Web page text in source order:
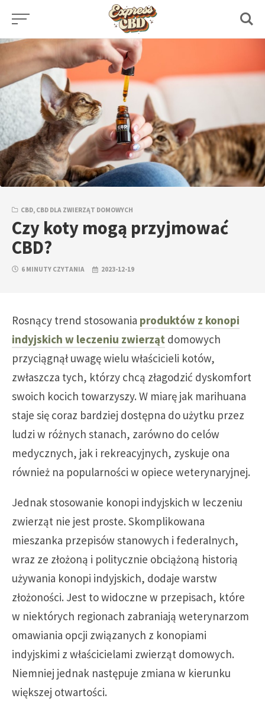
Skip
content
CBD, CBD DLA ZWIERZĄT DOMOWYCH
Czy koty mogą przyjmować
CBD?
6 MINUTY CZYTANIA 2023-12-19
Rosnący trend stosowania produktów z konopi
indyjskich w leczeniu zwierząt domowych
przyciągnął uwagę wielu właścicieli kotów,
zwłaszcza tych, którzy chcą złagodzić dyskomfort
swoich kocich towarzyszy. W miarę jak marihuana
staje się coraz bardziej dostępna do użytku przez
ludzi w różnych stanach, zarówno do celów
medycznych, jak i rekreacyjnych, zyskuje ona
również na popularności w opiece weterynaryjnej.
Jednak stosowanie konopi indyjskich w leczeniu
zwierząt nie jest proste. Skomplikowana
mieszanka przepisów stanowych i federalnych,
wraz ze złożoną i politycznie obciążoną historią
używania konopi indyjskich, dodaje warstw
złożoności. Jest to widoczne w przepisach, które
w niektórych regionach zabraniają weterynarzom
omawiania opcji związanych z konopiami
indyjskimi z właścicielami zwierząt domowych.
Niemniej jednak następuje zmiana w kierunku
większej otwartości.